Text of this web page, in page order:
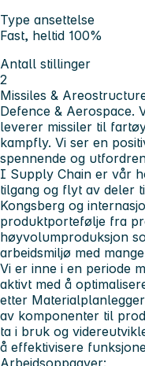
Type ansettelse
Fast, heltid 100%
Antall stillinger
2
Missiles &
Defence & Aerospace.
leverer missiler til
kampfly. Vi ser en
spennende og
I Supply Chain er vår
tilgang og flyt av deler
Kongsberg og
produktportefølje fra
høyvolumproduksjon
arbeidsmiljø med
Vi er inne i en periode
aktivt med å
etter
av komponenter til
ta i bruk og
å effektivisere
Arbeidsoppgaver: